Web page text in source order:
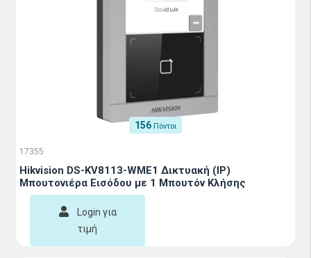
156 Πόντοι
17355
Hikvision DS-KV8113-WME1 Δικτυακή (IP)
Μπουτονιέρα Εισόδου με 1 Μπουτόν Κλήσης
Login για
τιμή